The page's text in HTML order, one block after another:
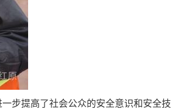
步提高了社会公众的安全意识和安全技